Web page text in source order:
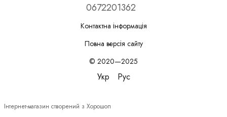
0672201362
Контактна інформація
Повна версія сайту
© 2020—2025
Укр Рус
Інтернет-магазин створений з Хорошоп